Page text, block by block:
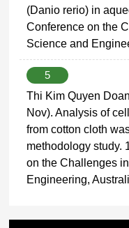
(Danio rerio) in
Conference on the
Science and
5
Thi Kim Quyen
Nov). Analysis of
from cotton cloth
methodology study.
on the Challenges
Engineering,